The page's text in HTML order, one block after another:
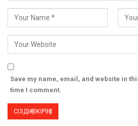
Save my name, email, and website in
time I comment.